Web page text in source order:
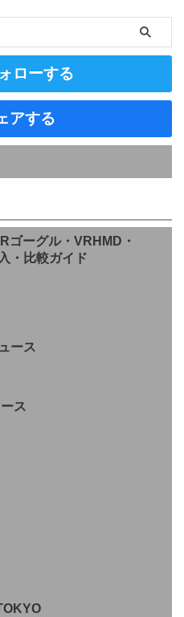
ローする
アする
ゴーグル・VRHMD・
・比較ガイド
ース
ス